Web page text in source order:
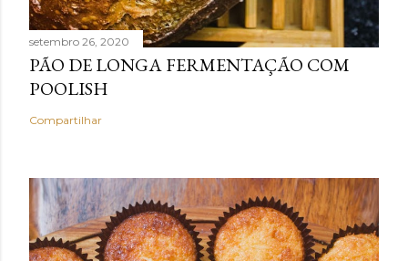
setembro 26, 2020
PÃO DE LONGA FERMENTAÇÃO COM
POOLISH
Compartilhar